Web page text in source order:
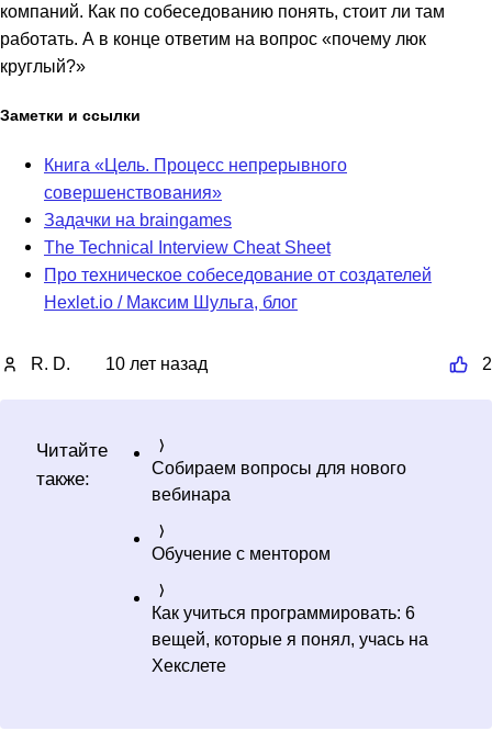
компаний. Как по собеседованию понять, стоит ли там
работать. А в конце ответим на вопрос «почему люк
круглый?»
Заметки и ссылки
Книга «Цель. Процесс непрерывного
совершенствования»
Задачки на braingames
The Technical Interview Cheat Sheet
Про техническое собеседование от создателей
Hexlet.io / Максим Шульга, блог
R. D. 10 лет назад 2
Читайте
также:
Собираем вопросы для нового
вебинара
Обучение с ментором
Как учиться программировать: 6
вещей, которые я понял, учась на
Хекслете